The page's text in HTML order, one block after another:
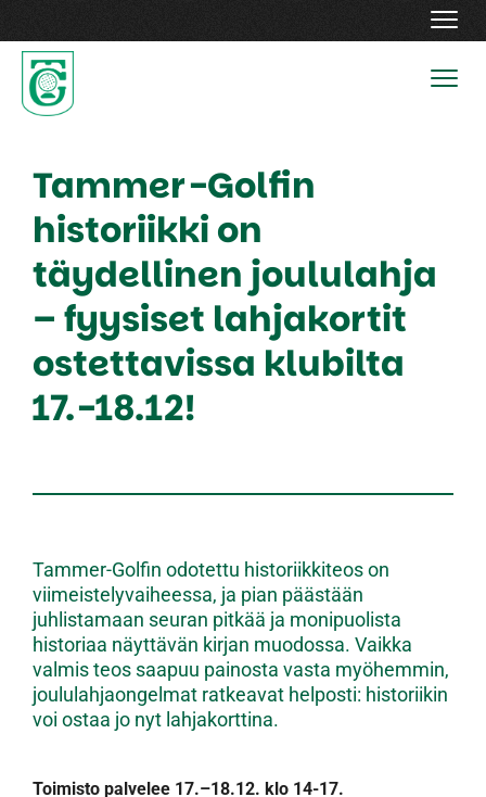
Tammer-Golfin
historiikki on
täydellinen joululahja
– fyysiset lahjakortit
ostettavissa klubilta
17.-18.12!
Tammer-Golfin odotettu historiikkiteos on
viimeistelyvaiheessa, ja pian päästään
juhlistamaan seuran pitkää ja monipuolista
historiaa näyttävän kirjan muodossa. Vaikka
valmis teos saapuu painosta vasta myöhemmin,
joululahjaongelmat ratkeavat helposti: historiikin
voi ostaa jo nyt lahjakorttina.
Toimisto palvelee 17.–18.12. klo 14-17.